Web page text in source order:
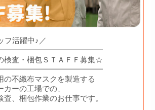
フ活躍中♪／
検査・梱包ＳＴＡＦＦ募集☆
の不織布マスクを製造する
ーの工場での、
査、梱包作業のお仕事です。